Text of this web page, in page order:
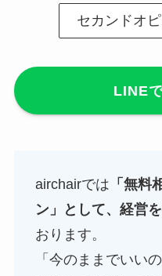
セカンドオ
LINE
airchairでは 「無料
ン」として、経営
おります。
「今のままでいい